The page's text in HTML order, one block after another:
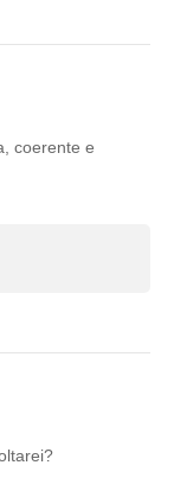
coerente e